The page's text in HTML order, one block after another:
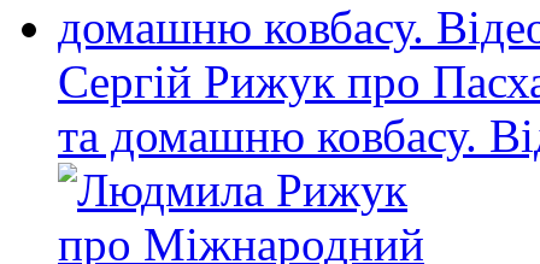
Сергій Рижук про
та домашню ковбасу.